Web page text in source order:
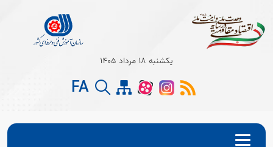
یکشنبه 18 مرداد 1405
FA